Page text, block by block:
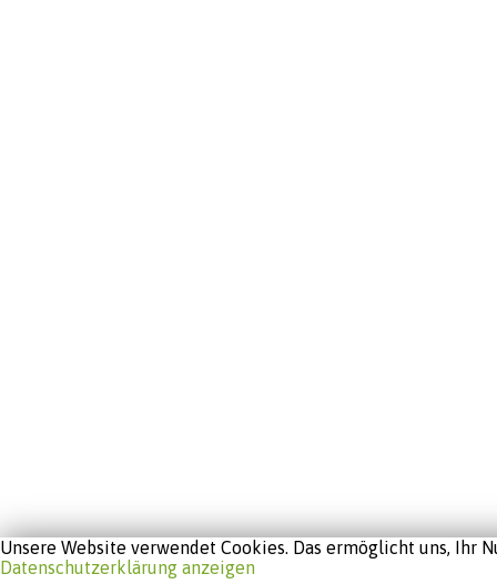
Unsere Website verwendet Cookies. Das ermöglicht uns,
Datenschutzerklärung anzeigen